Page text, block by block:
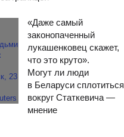
«Даже самый
законопаченный
лукашенковец скажет,
что это круто».
Могут ли люди
в Беларуси сплотиться
вокруг Статкевича —
мнение